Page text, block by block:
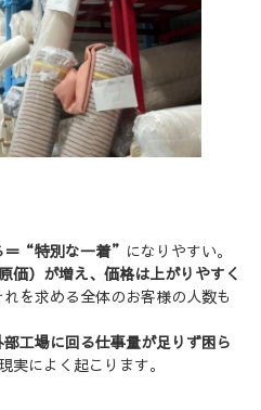
＝“特別な一着” になりやすい。
価）が増え、価格は上がりやすく
を求める全体のお客様の人数も
工場に回る仕事量が足りず困ら
によく起こります。